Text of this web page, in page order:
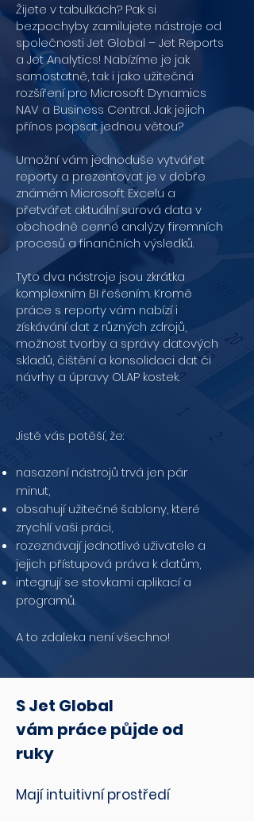
Žijete v tabulkách? Pak si
bezpochyby zamilujete nástroje od
společnosti Jet Global – Jet Reports
a Jet Analytics! Nabízíme je jak
samostatně, tak i jako užitečná
rozšíření pro Microsoft Dynamics
NAV a Business Central. Jak jejich
přínos popsat jednou větou?
Umožní vám jednoduše vytvářet
reporty a prezentovat je v dobře
známém Microsoft Excelu a
přetvářet aktuální surová data v
obchodně cenné analýzy firemních
procesů a finančních výsledků.
Tyto dva nástroje jsou zkrátka
komplexním BI řešením. Kromě
práce s reporty vám nabízí i
získávání dat z různých zdrojů,
možnost tvorby a správy datových
skladů, čištění a konsolidaci dat či
návrhy a úpravy OLAP kostek.
Jistě vás potěší, že:
nasazení nástrojů trvá jen pár
minut,
obsahují užitečné šablony, které
zrychlí vaši práci,
rozeznávají jednotlivé uživatele a
jejich přístupová práva k datům,
integrují se stovkami aplikací a
programů.
A to zdaleka není všechno!
S Jet Global
vám práce půjde od
ruky
Mají intuitivní prostředí